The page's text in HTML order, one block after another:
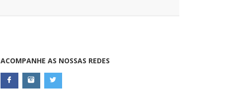
ACOMPANHE AS NOSSAS REDES